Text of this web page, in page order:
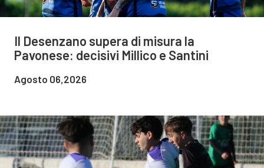
Il Desenzano supera di misura la
Pavonese: decisivi Millico e Santini
Agosto 06,2026